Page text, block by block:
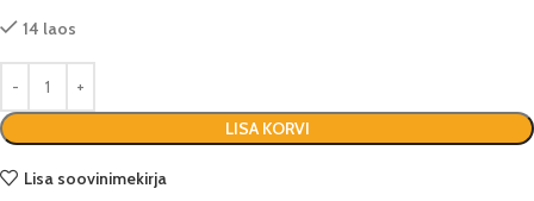
14 laos
LISA KORVI
Lisa soovinimekirja